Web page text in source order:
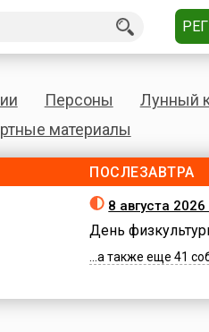
Персоны
Лунный
материалы
ПОСЛЕЗАВТРА
8 августа
День
...а также еще 41